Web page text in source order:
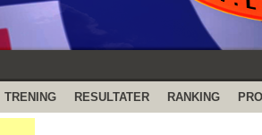
TRENING RESULTATER RANKING